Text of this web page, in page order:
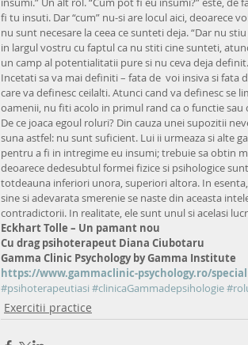
fi tu insuti. Dar “cum” nu-si are locul aici, deoarece
nu sunt necesare la ceea ce sunteti deja. “Dar nu
in largul vostru cu faptul ca nu stiti cine sunteti,
un camp al potentialitatii pure si nu ceva deja definit.
Incetati sa va mai definiti – fata de  voi insiva si fata
care va definesc ceilalti. Atunci cand va definesc se
oamenii, nu fiti acolo in primul rand ca o functie sau
De ce joaca egoul roluri? Din cauza unei supozitii
suna astfel: nu sunt suficient. Lui ii urmeaza si alte
pentru a fi in intregime eu insumi; trebuie sa obtin
deoarece dedesubtul formei fizice si psihologice
totdeauna inferiori unora, superiori altora. In
sine si adevarata smerenie se naste din aceasta
contradictorii. In realitate, ele sunt unul si acelasi
Eckhart Tolle – Un pamant nou
Cu drag psihoterapeut Diana Ciubotaru
Gamma Clinic Psychology by Gamma Institute
https://www.gammaclinic-psychology.ro/
#psihoterapeutiasi #clinicaGammadepsihologie
Exercitii practice